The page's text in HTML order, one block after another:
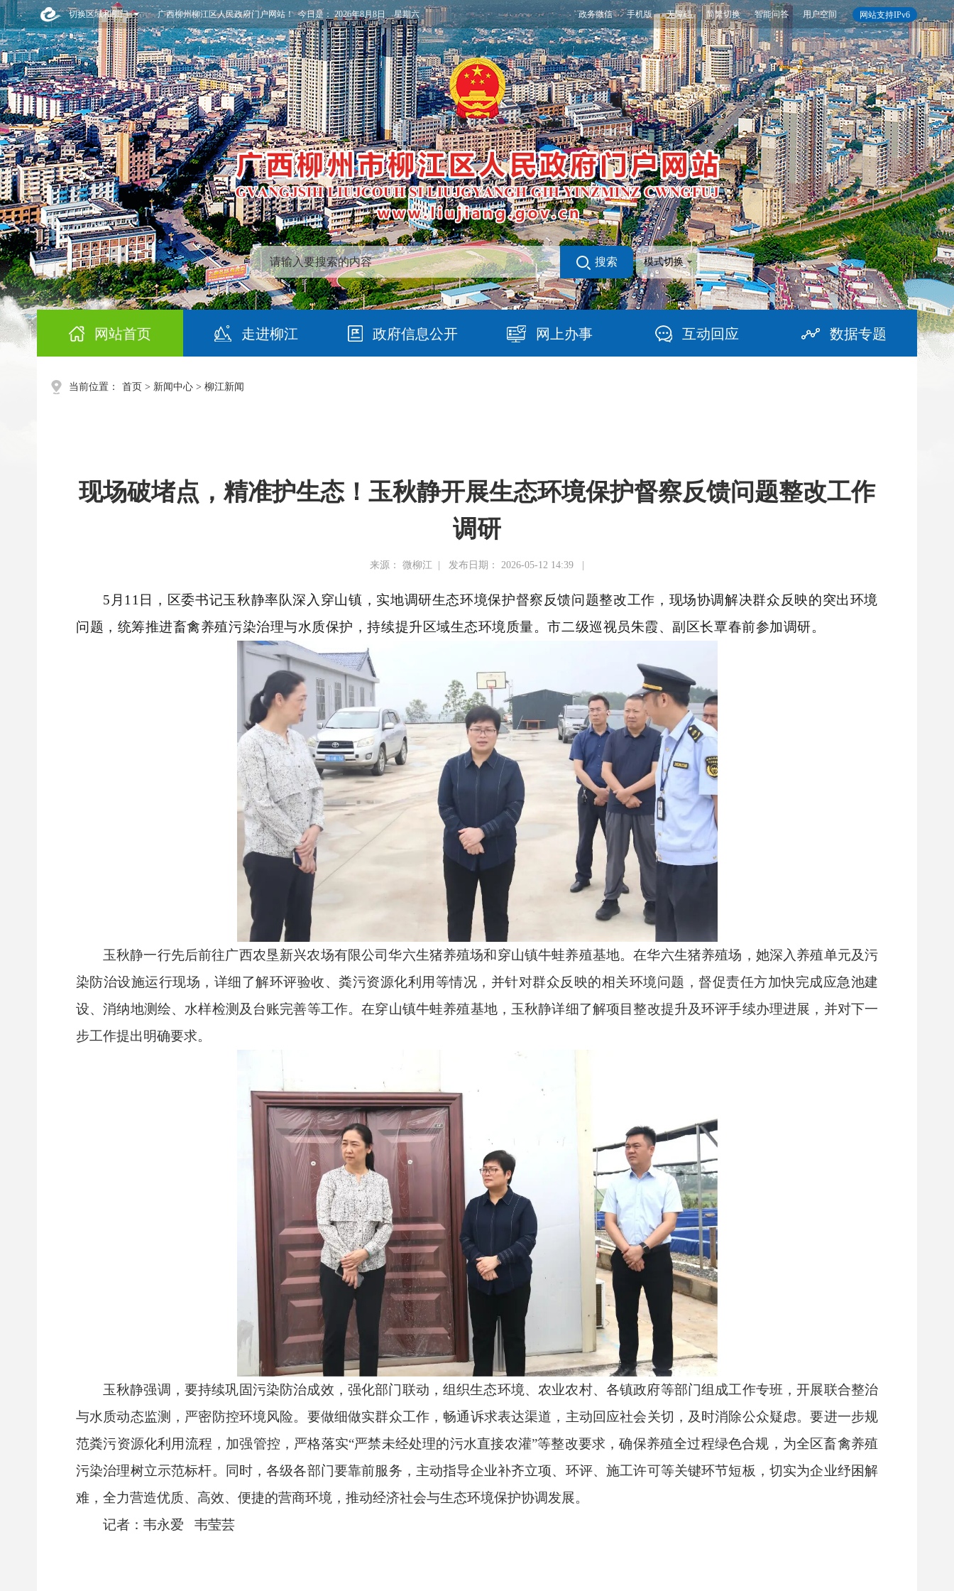
切换区域和部门 网站支持IPv6
政务微信 手机版 无障碍 简繁切换 智能问答 用户空间
广西柳州柳江区人民政府门户网站！ 今日是：2026年8月8日 星期六
搜索 模式切换
网站首页 走进柳江 政府信息公开 网上办事 互动回应 数据专题
当前位置： 首页 > 新闻中心 > 柳江新闻
现场破堵点，精准护生态！玉秋静开展生态环境保护督察反馈问题整改工作
调研
来源： 微柳江 | 发布日期： 2026-05-12 14:39 |
5月11日，区委书记玉秋静率队深入穿山镇，实地调研生态环境保护督察反馈问题整改工作，现场协调解决群众反映的突出环境
问题，统筹推进畜禽养殖污染治理与水质保护，持续提升区域生态环境质量。市二级巡视员朱霞、副区长覃春前参加调研。
玉秋静一行先后前往广西农垦新兴农场有限公司华六生猪养殖场和穿山镇牛蛙养殖基地。在华六生猪养殖场，她深入养殖单元及污
染防治设施运行现场，详细了解环评验收、粪污资源化利用等情况，并针对群众反映的相关环境问题，督促责任方加快完成应急池建
设、消纳地测绘、水样检测及台账完善等工作。在穿山镇牛蛙养殖基地，玉秋静详细了解项目整改提升及环评手续办理进展，并对下一
步工作提出明确要求。
玉秋静强调，要持续巩固污染防治成效，强化部门联动，组织生态环境、农业农村、各镇政府等部门组成工作专班，开展联合整治
与水质动态监测，严密防控环境风险。要做细做实群众工作，畅通诉求表达渠道，主动回应社会关切，及时消除公众疑虑。要进一步规
范粪污资源化利用流程，加强管控，严格落实“严禁未经处理的污水直接农灌”等整改要求，确保养殖全过程绿色合规，为全区畜禽养殖
污染治理树立示范标杆。同时，各级各部门要靠前服务，主动指导企业补齐立项、环评、施工许可等关键环节短板，切实为企业纾困解
难，全力营造优质、高效、便捷的营商环境，推动经济社会与生态环境保护协调发展。
记者：韦永爱 韦莹芸